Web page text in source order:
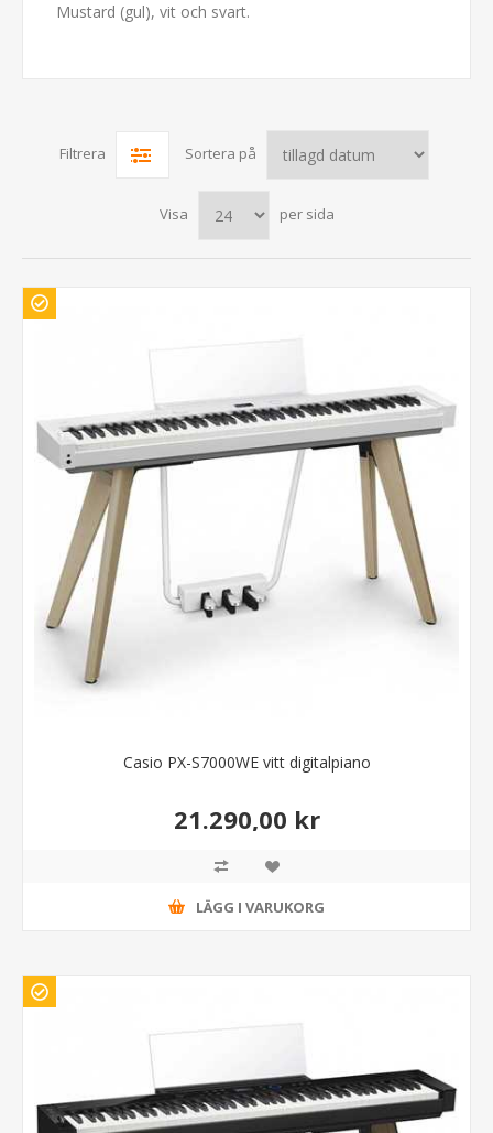
Mustard (gul), vit och svart.
Filtrera Sortera på
Visa per sida
Casio PX-S7000WE vitt digitalpiano
21.290,00 kr
LÄGG I VARUKORG